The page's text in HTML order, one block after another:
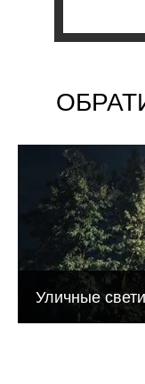
Уличные